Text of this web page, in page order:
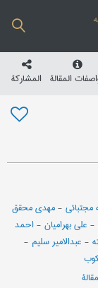
المقالة المشارکة
مجتبائي -مهدي محقق
- علي بهرامیان -احمد
- عبدالامیر سلیم -